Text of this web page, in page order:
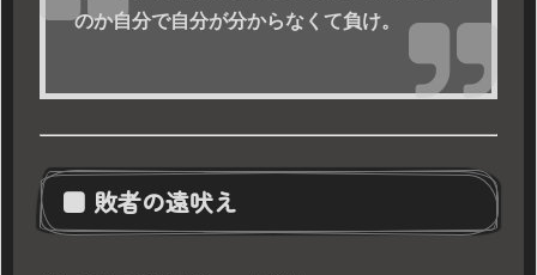
のか自分で自分が分からなくて負け。
■ 敗者の遠吠え